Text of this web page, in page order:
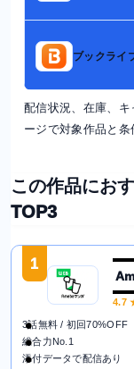
ブックライ
配信状況、在庫、
ージで対象作品と条
この作品にお
TOP3
1
4.7
3話無料 / 初回70%OFF
総合力No.1
添付データで配信あり